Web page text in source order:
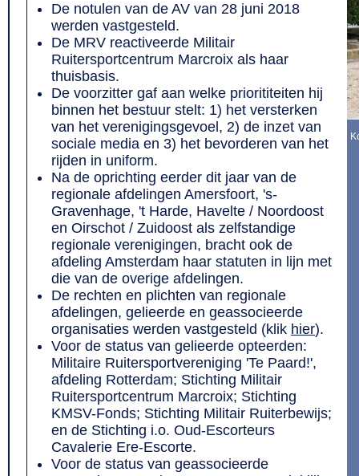
De notulen van de AV van 28 juni 2018
werden vastgesteld.
De MRV reactiveerde Militair
Ruitersportcentrum Marcroix als haar
thuisbasis.
De voorzitter gaf aan welke priorititeiten hij
binnen het bestuur stelt: 1) het versterken
van het verenigingsgevoel, 2) de inzet van
sociale media en 3) het bevorderen van het
rijden in uniform.
Na de oprichting eerder dit jaar van de
regionale afdelingen Amersfoort, 's-
Gravenhage, 't Harde, Havelte / Noordoost
en Oirschot / Zuidoost als zelfstandige
regionale verenigingen, bracht ook de
afdeling Amsterdam haar statuten in lijn met
die van de overige afdelingen.
De rechten en plichten van regionale
afdelingen, gelieerde en geassocieerde
organisaties werden vastgesteld (klik hier).
Voor de status van gelieerde opteerden:
Militaire Ruitersportvereniging 'Te Paard!',
afdeling Rotterdam; Stichting Militair
Ruitersportcentrum Marcroix; Stichting
KMSV-Fonds; Stichting Militair Ruiterbewijs;
en de Stichting i.o. Oud-Escorteurs
Cavalerie Ere-Escorte.
Voor de status van geassocieerde